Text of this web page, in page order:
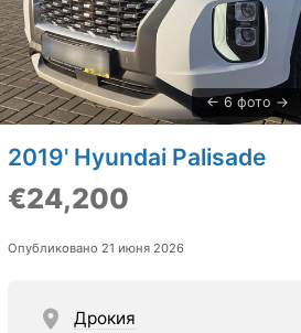
6 фото
2019' Hyundai Palisade
€24,200
Опубликовано 21 июня 2026
Дрокия